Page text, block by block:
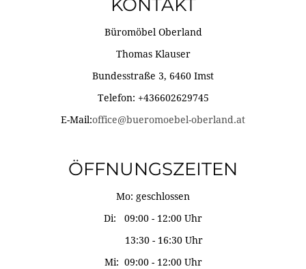
KONTAKT
Büromöbel Oberland
Thomas Klauser
Bundesstraße 3, 6460 Imst
Telefon: +436602629745
E-Mail:office@bueromoebel-oberland.at
ÖFFNUNGSZEITEN
Mo: geschlossen
Di: 09:00 - 12:00 Uhr
13:30 - 16:30 Uhr
Mi: 09:00 - 12:00 Uhr